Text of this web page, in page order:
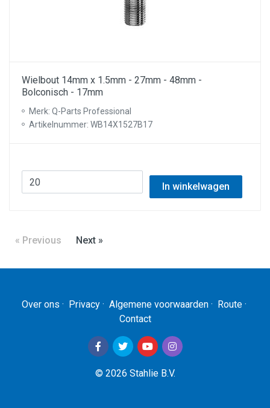
Wielbout 14mm x 1.5mm - 27mm - 48mm -
Bolconisch - 17mm
Merk: Q-Parts Professional
Artikelnummer: WB14X1527B17
In winkelwagen
« Previous Next »
Over ons · Privacy· Algemene voorwaarden· Route·
Contact
© 2026 Stahlie B.V.